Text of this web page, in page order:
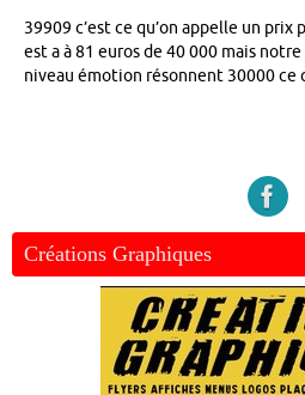
39909 c’est ce qu’on appelle un prix
est a à 81 euros de 40 000 mais
niveau émotion résonnent 30000 ce
Créations Graphiques